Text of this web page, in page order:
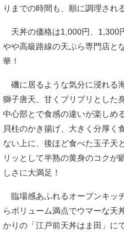
りまでの時間も、順に調理され
天丼の価格は1,000円、1,300
やや高級路線の天ぷら専門店と
華！
磯に居るような気分に浸れる
獅子唐天、甘くプリプリとした
中心部とで食感の違いが楽しめ
貝柱のかき揚げ、大きく分厚く
ない上に、後ほど食べた玉子天
リッとして半熟の黄身のコクが
しさに大満足！
臨場感あふれるオープンキッ
らボリューム満点でウマーな天
かりの「江戸前天丼はま田」に